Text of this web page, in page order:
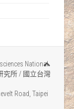
National
究所 / 國立台灣
Road, Taipei